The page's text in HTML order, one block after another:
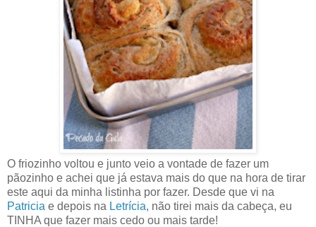
O friozinho voltou e junto veio a vontade de fazer um
pãozinho e achei que já estava mais do que na hora de tirar
este aqui da minha listinha por fazer. Desde que vi na
Patricia e depois na Letrícia, não tirei mais da cabeça, eu
TINHA que fazer mais cedo ou mais tarde!